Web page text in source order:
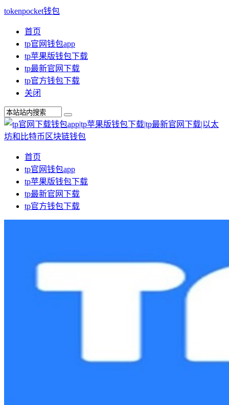
tokenpocket钱包
首页
tp官网钱包app
tp苹果版钱包下载
tp最新官网下载
tp官方钱包下载
关闭
首页
tp官网钱包app
tp苹果版钱包下载
tp最新官网下载
tp官方钱包下载